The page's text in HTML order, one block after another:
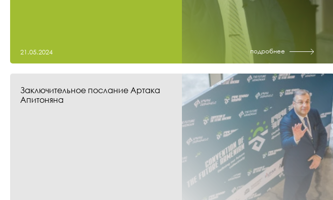
21.05.2024 подробнее
Заключительное послание Артака
Апитоняна